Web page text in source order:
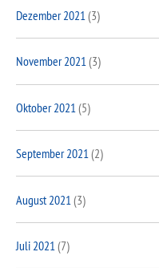
Dezember 2021(3)
November 2021(3)
Oktober 2021 (5)
September 2021(2)
August 2021 (3)
Juli 2021 (7)